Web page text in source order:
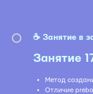
☕️ Занятие в
Занятие
Метод
Отличие